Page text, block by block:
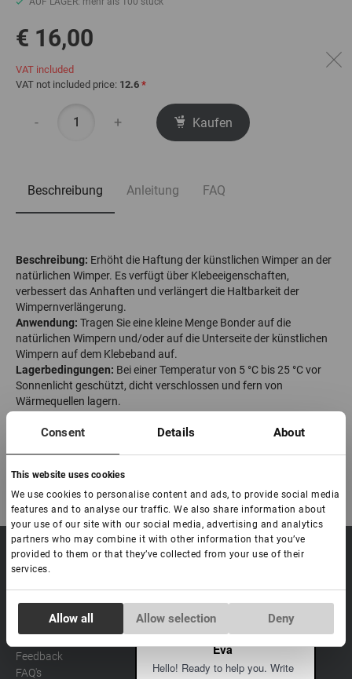
Eva
Hello! Ready to help you. Write
Consent Details About
This website uses cookies
We use cookies to personalise content and ads, to provide social media
features and to analyse our traffic. We also share information about
your use of our site with our social media, advertising and analytics
partners who may combine it with other information that you’ve
provided to them or that they’ve collected from your use of their
services.
Selection
Necessary
Preferences
Allow all Allow selection Deny
€ 16,00
VAT included
VAT not included price: 12.6 *
- + Kaufen
Beschreibung Anleitung FAQ
Beschreibung: Erhöht die Haftung der künstlichen Wimper an der
natürlichen Wimper. Es verfügt über Klebeeigenschaften,
verbessert das Anhaften und verlängert die Haltbarkeit der
Wimpernverlängerung.
Anwendung: Tragen Sie eine kleine Menge Bonder auf die
natürlichen Wimpern und/oder auf die Unterseite der künstlichen
Wimpern auf dem Klebeband auf.
Lagerbedingungen: Bei einer Temperatur von 5 °C bis 25 °C vor
Sonnenlicht geschützt, dicht verschlossen und fern von
Wärmequellen lagern.
Haltbarkeit nach Anbruch:
6 Monate.
Data processing policy
Payment methods
BLOG
Contacts
Distribution
Feedback
FAQ's
Catalog
Brow
sale@lovely-